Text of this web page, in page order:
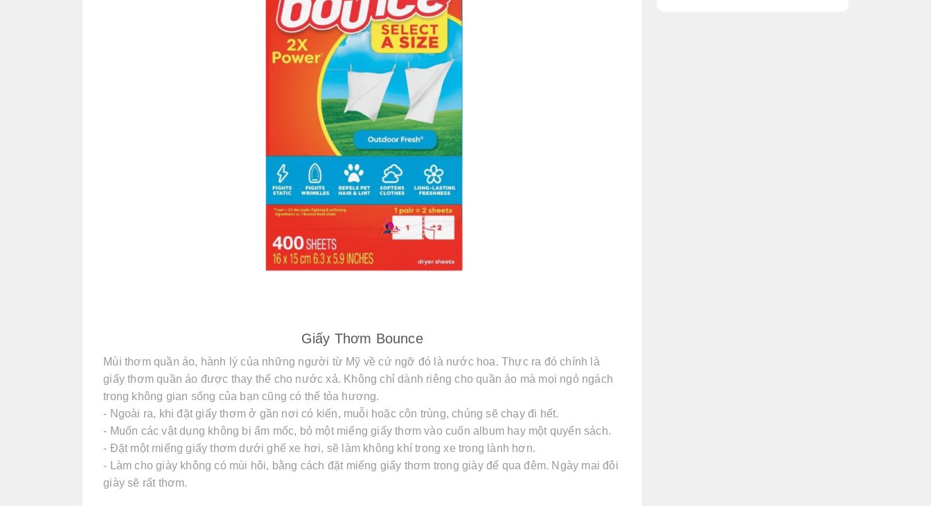
Giấy Thơm Bounce
Mùi thơm quần áo, hành lý của những người từ Mỹ về cứ ngỡ đó là nước hoa. Thực ra đó chính là
giấy thơm quần áo được thay thế cho nước xả. Không chỉ dành riêng cho quần áo mà mọi ngỏ ngách
trong không gian sống của bạn cũng có thể tỏa hương.
- Ngoài ra, khi đặt giấy thơm ở gần nơi có kiến, muỗi hoặc côn trùng, chúng sẽ chạy đi hết.
- Muốn các vật dụng không bị ẩm mốc, bỏ một miếng giấy thơm vào cuốn album hay một quyển sách.
- Đặt một miếng giấy thơm dưới ghế xe hơi, sẽ làm không khí trong xe trong lành hơn.
- Làm cho giày không có mùi hôi, bằng cách đặt miếng giấy thơm trong giày để qua đêm. Ngày mai đôi
giày sẽ rất thơm.